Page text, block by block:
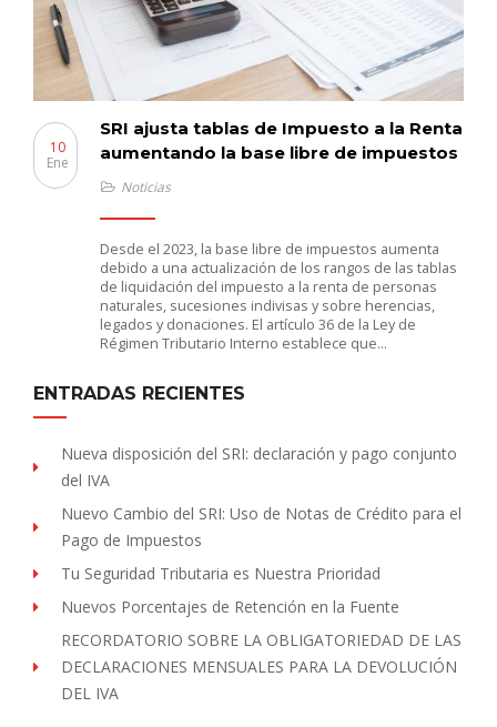
SRI ajusta tablas de Impuesto a la Renta
aumentando la base libre de impuestos
10
Ene
Noticias
Desde el 2023, la base libre de impuestos aumenta
debido a una actualización de los rangos de las tablas
de liquidación del impuesto a la renta de personas
naturales, sucesiones indivisas y sobre herencias,
legados y donaciones. El artículo 36 de la Ley de
Régimen Tributario Interno establece que…
ENTRADAS RECIENTES
Nueva disposición del SRI: declaración y pago conjunto
del IVA
Nuevo Cambio del SRI: Uso de Notas de Crédito para el
Pago de Impuestos
Tu Seguridad Tributaria es Nuestra Prioridad
Nuevos Porcentajes de Retención en la Fuente
RECORDATORIO SOBRE LA OBLIGATORIEDAD DE LAS
DECLARACIONES MENSUALES PARA LA DEVOLUCIÓN
DEL IVA